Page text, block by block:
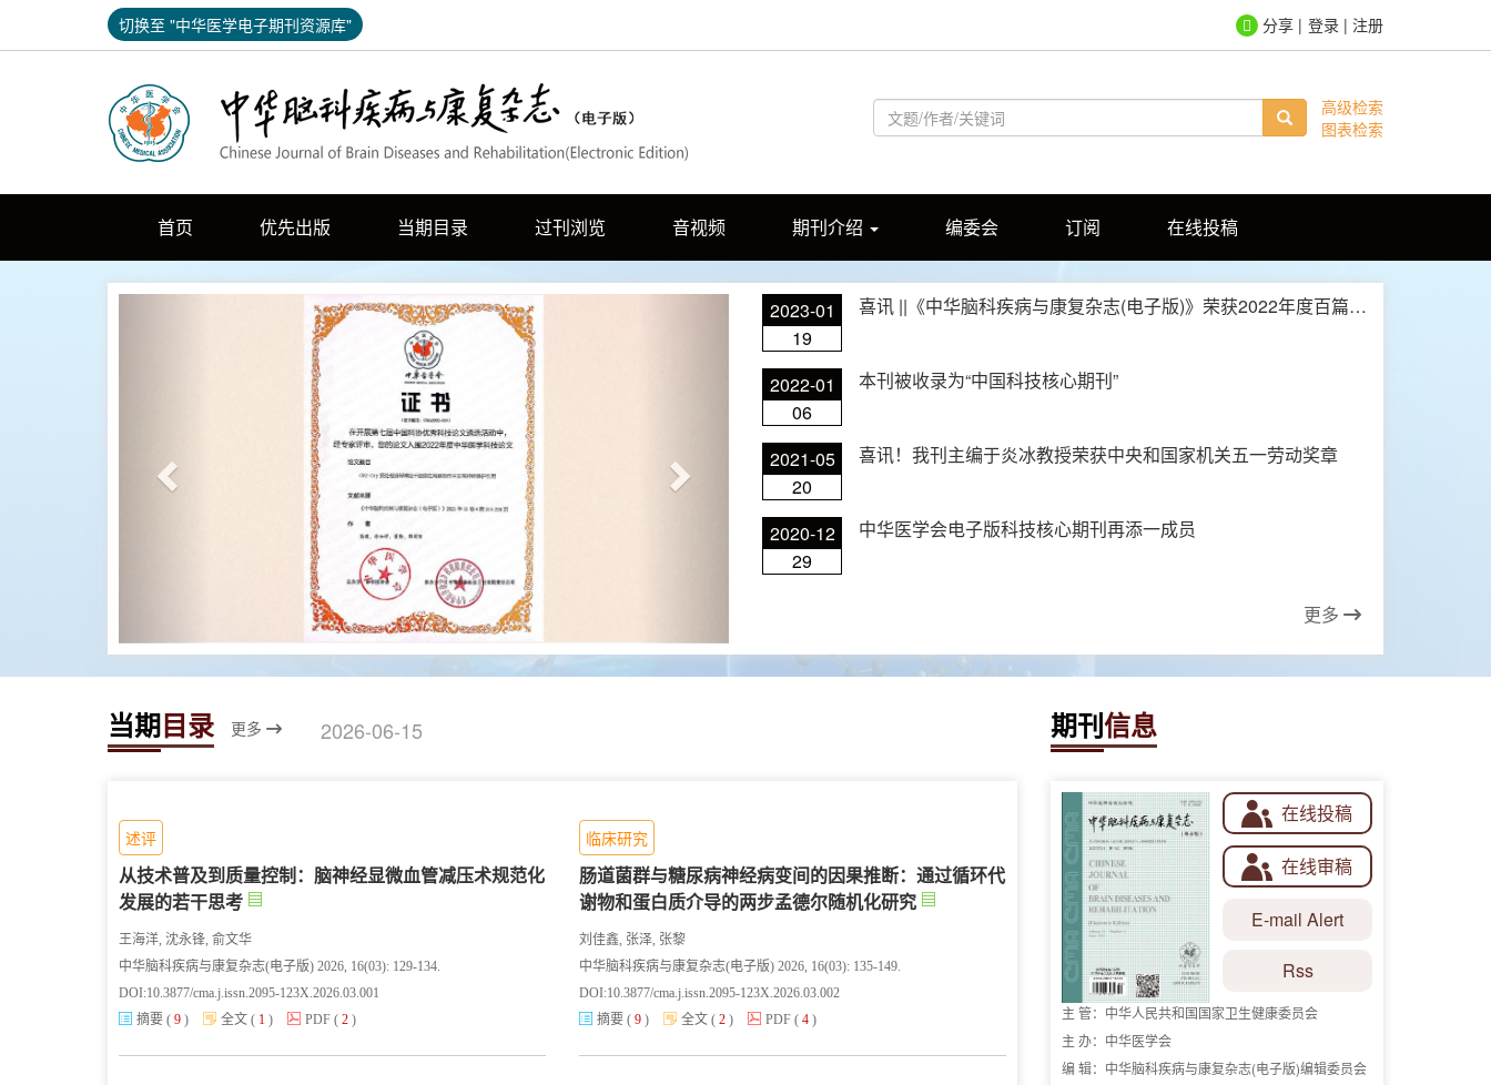
切换至 "中华医学电子期刊资源库" 登录 | 注册
高级检索
图表检索
首页 优先出版 当期目录 过刊浏览 音视频 期刊介绍 编委会 订阅 在线投稿
2023-01
19
喜讯 ||《中华脑科疾病与康复杂志(电子版)》荣获2022年度百篇中华医学优秀论文证书
2022-01
06
本刊被收录为“中国科技核心期刊”
2021-05
20
喜讯！我刊主编于炎冰教授荣获中央和国家机关五一劳动奖章
2020-12
29
中华医学会电子版科技核心期刊再添一成员
更多
当期目录 更多 2026-06-15
述评
从技术普及到质量控制：脑神经显微血管减压术规范化
发展的若干思考
王海洋, 沈永锋, 俞文华
中华脑科疾病与康复杂志(电子版) 2026, 16(03): 129-134.
DOI:10.3877/cma.j.issn.2095-123X.2026.03.001
摘要 ( 9 ) 全文 ( 1 ) PDF ( 2 )
临床研究
肠道菌群与糖尿病神经病变间的因果推断：通过循环代
谢物和蛋白质介导的两步孟德尔随机化研究
刘佳鑫, 张泽, 张黎
中华脑科疾病与康复杂志(电子版) 2026, 16(03): 135-149.
DOI:10.3877/cma.j.issn.2095-123X.2026.03.002
摘要 ( 9 ) 全文 ( 2 ) PDF ( 4 )
期刊信息
在线投稿
在线审稿
E-mail Alert
Rss
主 管：中华人民共和国国家卫生健康委员会
主 办：中华医学会
编 辑：中华脑科疾病与康复杂志(电子版)编辑委员会